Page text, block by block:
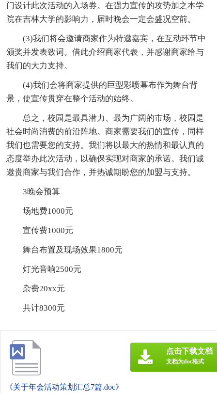
门设计此次活动的入场券。在强力宣传的攻势加之本学
院在吉林大学的影响力，届时晚会一定会盛况空前。
(3)我们将会邀请商家作为特邀嘉宾，在互动环节中
颁奖并发表致词。借此介绍商家代表，并感谢商家给与
我们的大力支持。
(4)我们会将商家提供的巨型彩喷幕布作为舞台背
景，使宣传贯穿在整个活动的始终。
总之，校园是最具潜力、最为广阔的市场，校园是
社会时尚消费的前沿阵地。商家需要我们的宣传，同样
我们也需要您的支持。我们将以最大的热情和最认真的
态度举办此次活动，以确保实现对商家的承诺。我们诚
邀贵商家与我们合作，并热诚期盼您的加盟与支持。
3晚会预算
场地费1000元
宣传费1000元
舞台布置及现场效果1800元
灯光音响2500元
杂费20xx元
共计8300元
《关于年会活动策划汇总7篇.doc》
点击下载文档
文档为doc格式